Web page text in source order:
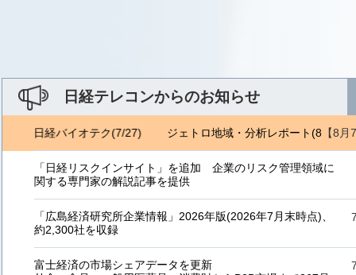
日経テレコンからのお知らせ
【8月
6) 日経バイオテク(7/27) ジェトロ地域・分析レポート(8/6) 日
「日経リスクインサイト」を追加 企業のリスク管理領域に
関する専門家の解説記事を提供
「広島経済研究所企業情報」2026年版(2026年7月末時点)、
約2,300社を収録
富士経済の市場シェアデータを更新